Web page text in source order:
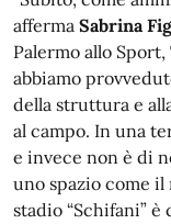
afferma Sabrina
Palermo allo
abbiamo
della struttura e
al campo. In una
e invece non è di
uno spazio come
stadio “Schifani”